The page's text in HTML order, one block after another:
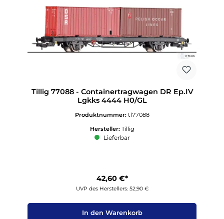
Tillig 77088 - Containertragwagen DR Ep.IV
Lgkks 4444 H0/GL
Produktnummer: tl77088
Hersteller: Tillig
Lieferbar
42,60 €*
UVP des Herstellers: 52,90 €
In den Warenkorb